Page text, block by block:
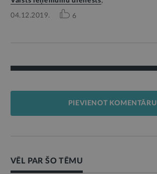
04.12.2019. 6
PIEVIENOT KOMENTĀRU
VĒL PAR ŠO TĒMU